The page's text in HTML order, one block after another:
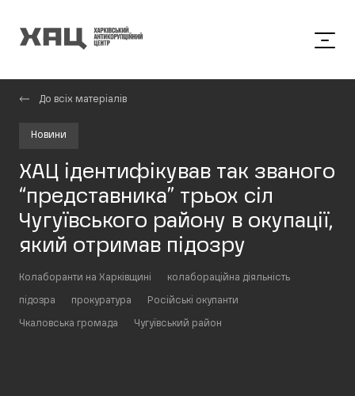
До всіх матеріалів
Новини
ХАЦ ідентифікував так званого
“представника” трьох сіл
Чугуївського району в окупації,
який отримав підозру
Колаборанти на Харківщині колабораційна діяльність
підозра прокуратура Російські окупанти
Чкаловська громада Чугуївський район